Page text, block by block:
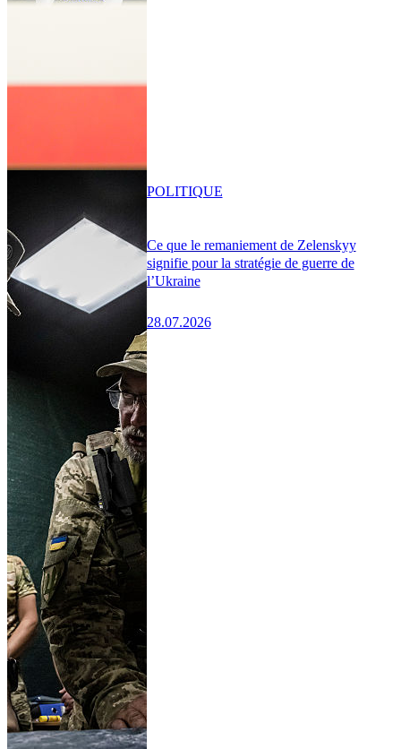
Ce que le remaniement de Zelenskyy
signifie pour la stratégie de guerre de
l’Ukraine
28.07.2026
POLITIQUE